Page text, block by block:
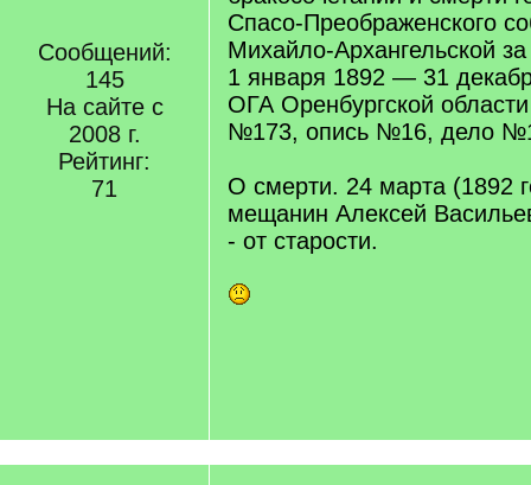
Сообщений:
145
На сайте с
2008 г.
Рейтинг:
71
Спасо-Преображенского
Михайло-Архангельской за
1 января 1892 — 31
ОГА Оренбургской
№173, опись №16, дело
О смерти. 24 марта (1892
мещанин Алексей
- от старости.